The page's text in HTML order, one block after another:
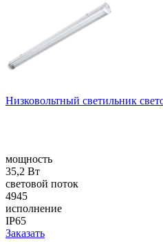
Низковольтный светильник
мощность
35,2 Вт
световой поток
4945
исполнение
IP65
Заказать